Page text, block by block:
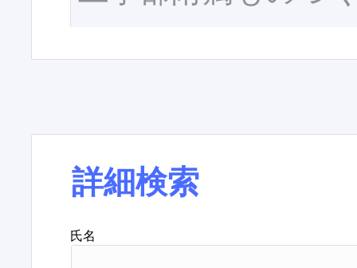
詳細検索
氏名